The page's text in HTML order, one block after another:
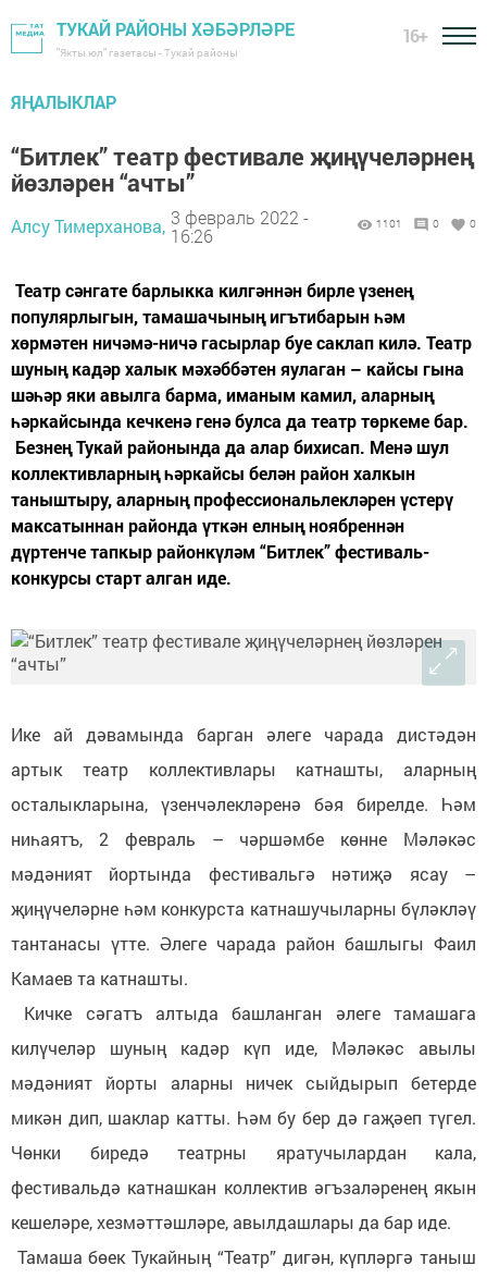
ТУКАЙ РАЙОНЫ ХӘБӘРЛӘРЕ
"Якты юл" газетасы - Тукай районы
16+
ЯҢАЛЫКЛАР
“Битлек” театр фестивале җиңүчеләрнең
йөзләрен “ачты”
Алсу Тимерханова, 3 февраль 2022 -
16:26
1101 0 0
Театр сәнгате барлыкка килгәннән бирле үзенең
популярлыгын, тамашачының игътибарын һәм
хөрмәтен ничәмә-ничә гасырлар буе саклап килә. Театр
шуның кадәр халык мәхәббәтен яулаган – кайсы гына
шәһәр яки авылга барма, иманым камил, аларның
һәркайсында кечкенә генә булса да театр төркеме бар.
Безнең Тукай районында да алар бихисап. Менә шул
коллективларның һәркайсы белән район халкын
таныштыру, аларның профессиональлекләрен үстерү
максатыннан районда үткән елның ноябреннән
дүртенче тапкыр районкүләм “Битлек” фестиваль-
конкурсы старт алган иде.
Ике ай дәвамында барган әлеге чарада дистәдән
артык театр коллективлары катнашты, аларның
осталыкларына, үзенчәлекләренә бәя бирелде. Һәм
ниһаятъ, 2 февраль – чәршәмбе көнне Мәләкәс
мәдәният йортында фестивальгә нәтиҗә ясау –
җиңүчеләрне һәм конкурста катнашучыларны бүләкләү
тантанасы үтте. Әлеге чарада район башлыгы Фаил
Камаев та катнашты.
Кичке сәгатъ алтыда башланган әлеге тамашага
килүчеләр шуның кадәр күп иде, Мәләкәс авылы
мәдәният йорты аларны ничек сыйдырып бетерде
микән дип, шаклар катты. Һәм бу бер дә гаҗәеп түгел.
Чөнки биредә театрны яратучылардан кала,
фестивальдә катнашкан коллектив әгъзаләренең якын
кешеләре, хезмәттәшләре, авылдашлары да бар иде.
Тамаша бөек Тукайның “Театр” дигән, күпләргә таныш